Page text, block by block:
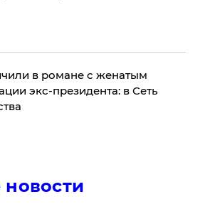
в романе с женатым
экс-президента: в Сеть